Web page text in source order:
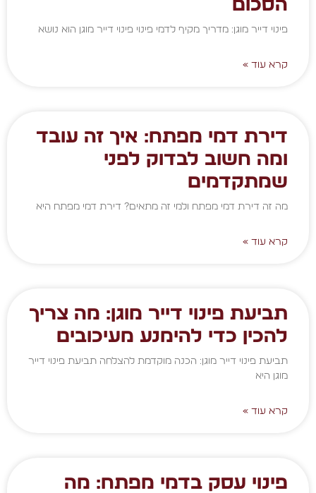
הסכום
פינוי דייר מוגן: מדריך מקיף לדמי פינוי פינוי דייר מוגן הוא נושא
קרא עוד »
דירת דמי מפתח: איך זה עובד
ומה חשוב לבדוק לפני
שמתקדמים
מה זה דירת דמי מפתח ולמי זה מתאים? דירת דמי מפתח היא
קרא עוד »
תביעת פינוי דייר מוגן: מה צריך
להכין כדי להימנע מעיכובים
תביעת פינוי דייר מוגן: הכנה מוקדמת להצלחה תביעת פינוי דייר
מוגן היא
קרא עוד »
פינוי עסק בדמי מפתח: מה